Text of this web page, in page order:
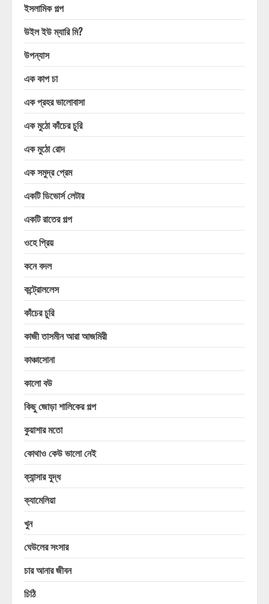
ইসলামিক গল্প
উইল ইউ ম্যারি মি?
উপন্যাস
এক কাপ চা
এক প্রহর ভালোবাসা
এক মুঠো কাঁচের চুরি
এক মুঠো রোদ
এক সমুদ্র প্রেম
একটি ডিভোর্স লেটার
একটি রাতের গল্প
ওহে প্রিয়
কনে বদল
কন্ট্রোললেস
কাঁচের চুরি
কাজী তাসমীন আরা আজমিরী
কাঞ্চাসোনা
কালো বউ
কিছু জোড়া শালিকের গল্প
কুয়াশার মতো
কোথাও কেউ ভালো নেই
ক্যান্সার যুদ্ধ
ক্যামেলিয়া
খুন
ঘেউলের সংসার
চার আনার জীবন
চিঠি